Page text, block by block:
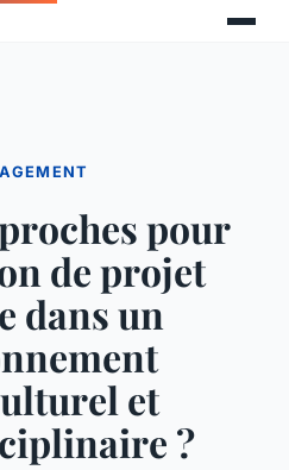
pour
de projet
dans un
et
?